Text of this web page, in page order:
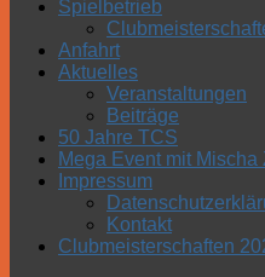
Spielbetrieb
Anfahrt
Aktuelles
Veranstaltungen
Beiträge
50 Jahre TCS
Mega Event mit
Impressum
Kontakt
Clubmeisterschaften